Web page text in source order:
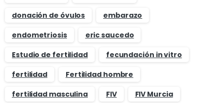
donación de óvulos
embarazo
endometriosis
eric saucedo
Estudio de fertilidad
fecundación in vitro
fertilidad
Fertilidad hombre
fertilidad masculina
FIV
FIV Murcia